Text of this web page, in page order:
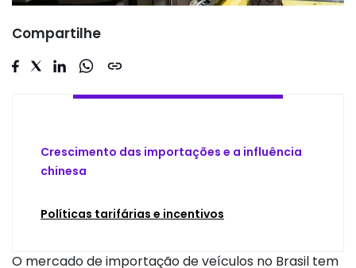
Compartilhe
Crescimento das importações e a influência
chinesa
Políticas tarifárias e incentivos
O mercado de importação de veículos no Brasil tem